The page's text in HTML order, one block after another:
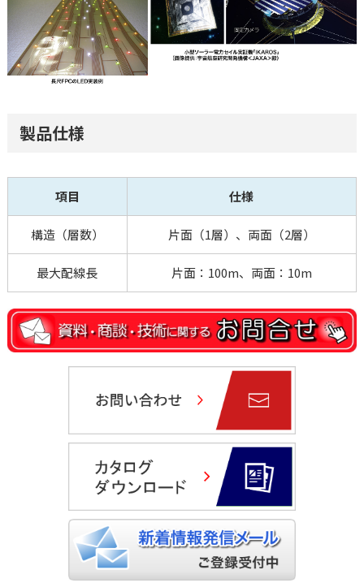
製品仕様
項目 仕様
構造（層数） 片面（1層）、両面（2層）
最大配線長 片面：100m、両面：10m